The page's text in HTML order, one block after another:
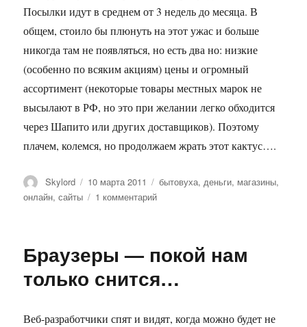
Посылки идут в среднем от 3 недель до месяца. В
общем, стоило бы плюнуть на этот ужас и больше
никогда там не появляться, но есть два но: низкие
(особенно по всяким акциям) цены и огромный
ассортимент (некоторые товары местных марок не
высылают в РФ, но это при желании легко обходится
через Шапито или других доставщиков). Поэтому
плачем, колемся, но продолжаем жрать этот кактус….
Автор
Skylord Опубликовано
10 марта 2011 Метки
бытовуха,деньги, магазины,
онлайн,сайты 1 комментарийк
магазины
Браузеры — покой нам
только снится…
Веб-разработчики спят и видят, когда можно будет не